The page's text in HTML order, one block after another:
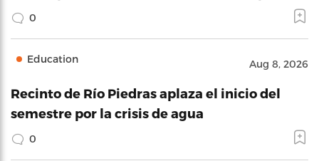
0
Education Aug 8, 2026
Recinto de Río Piedras aplaza el inicio del
semestre por la crisis de agua
0